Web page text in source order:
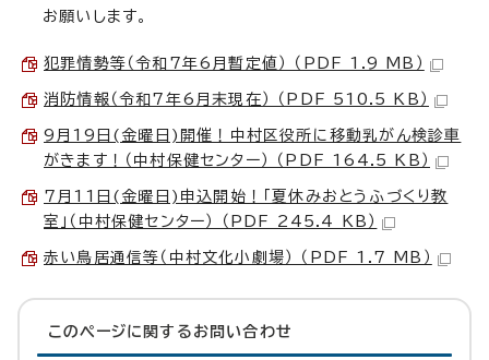
お願いします。
犯罪情勢等（令和7年6月暫定値） （PDF 1.9 MB）
消防情報（令和7年6月末現在） （PDF 510.5 KB）
9月19日(金曜日)開催！中村区役所に移動乳がん検診車
がきます！（中村保健センター） （PDF 164.5 KB）
7月11日(金曜日)申込開始！「夏休みおとうふづくり教
室」（中村保健センター） （PDF 245.4 KB）
赤い鳥居通信等（中村文化小劇場） （PDF 1.7 MB）
このページに関する お問い合わせ